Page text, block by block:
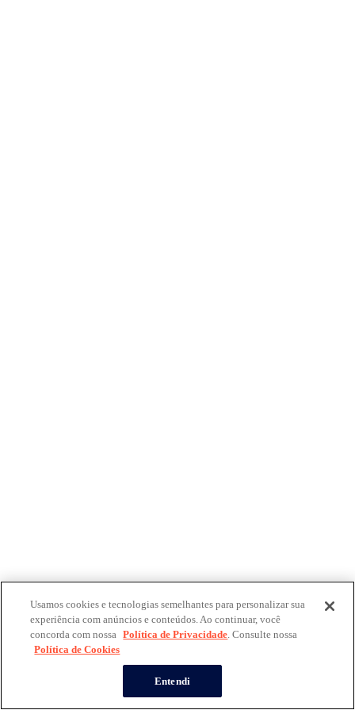
Usamos cookies e tecnologias semelhantes para personalizar sua
experiência com anúncios e conteúdos. Ao continuar, você
concorda com nossa Política de Privacidade. Consulte nossa
Política de Cookies
Entendi